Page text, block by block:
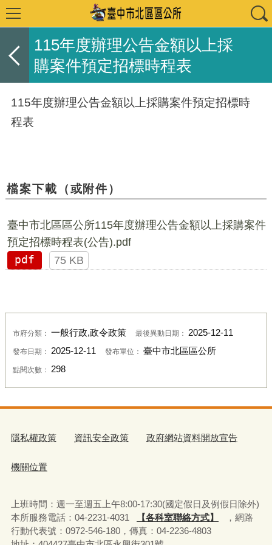
115年度辦理公告金額以上採
購案件預定招標時程表
115年度辦理公告金額以上採購案件預定招標時
程表
檔案下載（或附件）
臺中市北區區公所115年度辦理公告金額以上採購案件
預定招標時程表(公告).pdf
pdf
75 KB
市府分類： 一般行政,政令政策 最後異動日期： 2025-12-11
發布日期： 2025-12-11 發布單位： 臺中市北區區公所
點閱次數： 298
隱私權政策 資訊安全政策 政府網站資料開放宣告
機關位置
上班時間：週一至週五上午8:00-17:30(國定假日及例假日除外)
本所服務電話：04-2231-4031
【各科室聯絡方式】
，網路
行動代表號：0972-546-180， 傳真：04-2236-4803